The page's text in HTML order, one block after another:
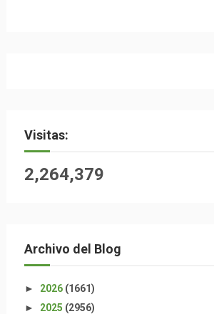
Visitas:
2,264,379
Archivo del Blog
► 2026 (1661)
► 2025 (2956)